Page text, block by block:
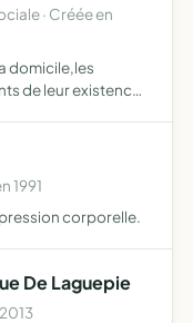
· Créée en
domicile,les
de leur existence
1991
corporelle.
De Laguepie